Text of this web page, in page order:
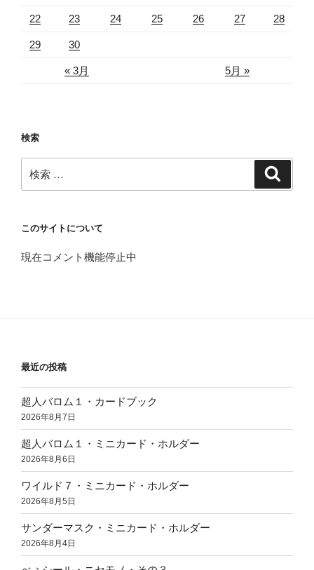
« 3月 5月 »
22 23 24 25 26 27 28
29 30
検索
検
索:
このサイトについて
現在コメント機能停止中
最近の投稿
超人バロム１・カードブック
2026年8月7日
超人バロム１・ミニカード・ホルダー
2026年8月6日
ワイルド７・ミニカード・ホルダー
2026年8月5日
サンダーマスク・ミニカード・ホルダー
2026年8月4日